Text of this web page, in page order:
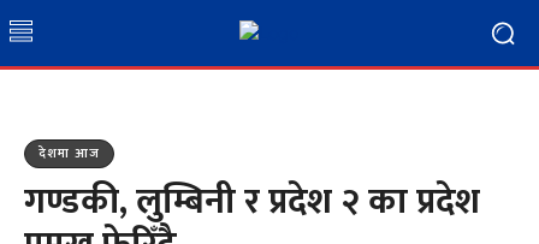
देशमा आज
गण्डकी, लुम्बिनी र प्रदेश २ का प्रदेश